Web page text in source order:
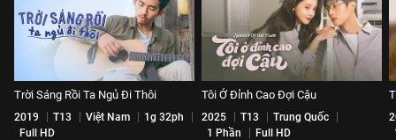
Trời Sáng Rồi Ta Ngủ Đi Thôi
2019 T13 Việt Nam
1g 32ph
Full HD
Tôi Ở Đỉnh Cao Đợi Cậu
2025 T13
Trung Quốc
1 Phần
Full HD